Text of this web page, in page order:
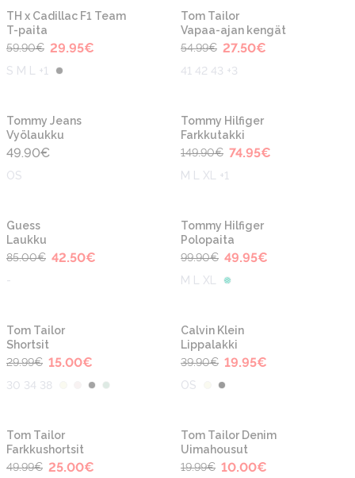
-50%
TH x Cadillac F1 Team
T-paita
59.90€ 29.95€
S M L +1
-50%
Tom Tailor
Vapaa-ajan kengät
54.99€ 27.50€
41 42 43 +3
Tommy Jeans
Vyölaukku
49.90€
OS
-50%
Tommy Hilfiger
Farkkutakki
149.90€ 74.95€
M L XL +1
Guess
Laukku
85.00€ 42.50€
-
-50%
Tommy Hilfiger
Polopaita
99.90€ 49.95€
M L XL
-50%
Tom Tailor
Shortsit
29.99€ 15.00€
30 34 38
-50%
Calvin Klein
Lippalakki
39.90€ 19.95€
OS
-50%
Tom Tailor
Farkkushortsit
49.99€ 25.00€
-50%
Tom Tailor Denim
Uimahousut
19.99€ 10.00€